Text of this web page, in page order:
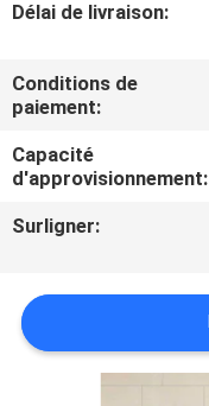
L'USINE
CONTRÔLE
DE
LA
QUALITÉ
NOUS
CONTACTER
Délai de livraison:
Conditions de
paiement:
Capacité
d'approvisionnement:
Surligner: